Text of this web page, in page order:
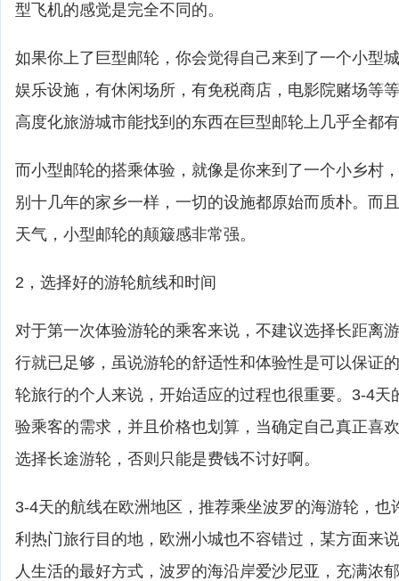
型飞机的感觉是完全不同的。
如果你上了巨型邮轮，你会觉得自己来到了一个小型
娱乐设施，有休闲场所，有免税商店，电影院赌场等
高度化旅游城市能找到的东西在巨型邮轮上几乎全都
而小型邮轮的搭乘体验，就像是你来到了一个小乡村
别十几年的家乡一样，一切的设施都原始而质朴。而
天气，小型邮轮的颠簸感非常强。
2，选择好的游轮航线和时间
对于第一次体验游轮的乘客来说，不建议选择长距离
行就已足够，虽说游轮的舒适性和体验性是可以保证
轮旅行的个人来说，开始适应的过程也很重要。3-4天
验乘客的需求，并且价格也划算，当确定自己真正喜
选择长途游轮，否则只能是费钱不讨好啊。
3-4天的航线在欧洲地区，推荐乘坐波罗的海游轮，也
利热门旅行目的地，欧洲小城也不容错过，某方面来
人生活的最好方式，波罗的海沿岸爱沙尼亚，充满浓